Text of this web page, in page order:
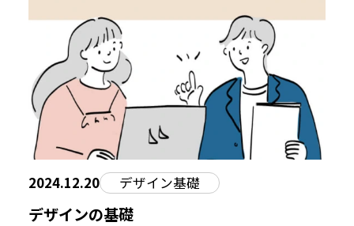
2024.12.20 デザイン基礎
デザインの基礎